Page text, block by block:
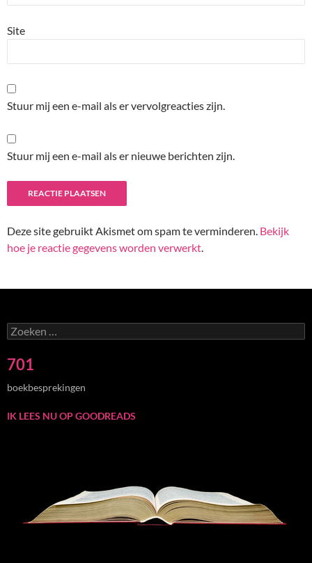
Site
Stuur mij een e-mail als er vervolgreacties zijn.
Stuur mij een e-mail als er nieuwe berichten zijn.
Deze site gebruikt Akismet om spam te verminderen. Bekijk
hoe je reactie gegevens worden verwerkt.
Zoeken
naar:
701
boekbesprekingen
IK LEES NU OP GOODREADS